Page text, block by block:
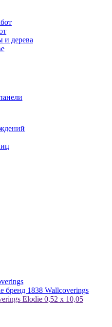
и дерева
бренд 1838 Wallcoverings
Elodie 0,52 x 10,05